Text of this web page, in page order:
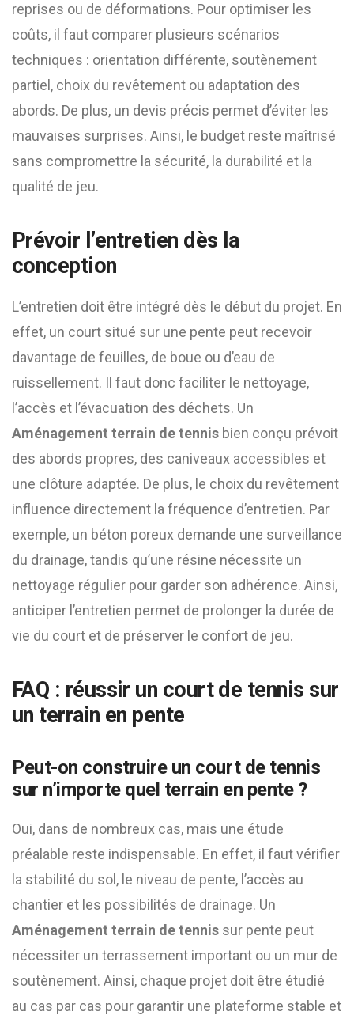
reprises ou de déformations. Pour optimiser les
coûts, il faut comparer plusieurs scénarios
techniques : orientation différente, soutènement
partiel, choix du revêtement ou adaptation des
abords. De plus, un devis précis permet d’éviter les
mauvaises surprises. Ainsi, le budget reste maîtrisé
sans compromettre la sécurité, la durabilité et la
qualité de jeu.
Prévoir l’entretien dès la
conception
L’entretien doit être intégré dès le début du projet. En
effet, un court situé sur une pente peut recevoir
davantage de feuilles, de boue ou d’eau de
ruissellement. Il faut donc faciliter le nettoyage,
l’accès et l’évacuation des déchets. Un
Aménagement terrain de tennis bien conçu prévoit
des abords propres, des caniveaux accessibles et
une clôture adaptée. De plus, le choix du revêtement
influence directement la fréquence d’entretien. Par
exemple, un béton poreux demande une surveillance
du drainage, tandis qu’une résine nécessite un
nettoyage régulier pour garder son adhérence. Ainsi,
anticiper l’entretien permet de prolonger la durée de
vie du court et de préserver le confort de jeu.
FAQ : réussir un court de tennis sur
un terrain en pente
Peut-on construire un court de tennis
sur n’importe quel terrain en pente ?
Oui, dans de nombreux cas, mais une étude
préalable reste indispensable. En effet, il faut vérifier
la stabilité du sol, le niveau de pente, l’accès au
chantier et les possibilités de drainage. Un
Aménagement terrain de tennis sur pente peut
nécessiter un terrassement important ou un mur de
soutènement. Ainsi, chaque projet doit être étudié
au cas par cas pour garantir une plateforme stable et